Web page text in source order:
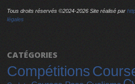
Tous droits réservés ©2024-2026 Site réalisé par
légales
CATÉGORIES
Compétitions